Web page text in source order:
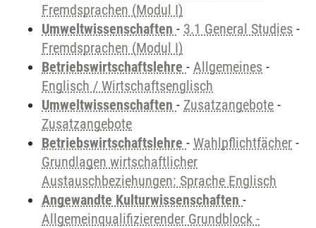
Fremdsprachen (Modul I)
Umweltwissenschaften - 3.1 General Studies -
Fremdsprachen (Modul I)
Betriebswirtschaftslehre - Allgemeines -
Englisch / Wirtschaftsenglisch
Umweltwissenschaften - Zusatzangebote -
Zusatzangebote
Betriebswirtschaftslehre - Wahlpflichtfächer -
Grundlagen wirtschaftlicher
Austauschbeziehungen: Sprache Englisch
Angewandte Kulturwissenschaften -
Allgemeinqualifizierender Grundblock -